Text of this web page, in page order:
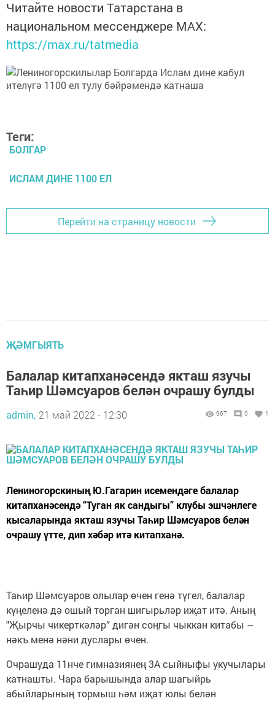
Читайте новости Татарстана в
национальном мессенджере MАХ:
https://max.ru/tatmedia
Теги:
БОЛГАР
ИСЛАМ ДИНЕ 1100 ЕЛ
Перейти на страницу новости
ҖӘМГЫЯТЬ
Балалар китапханәсендә якташ язучы
Таһир Шәмсуаров белән очрашу булды
admin, 21 май 2022 - 12:30 967 0 1
Лениногорскиның Ю.Гагарин исемендәге балалар
китапханәсендә “Туган як сандыгы” клубы эшчәнлеге
кысаларында якташ язучы Таһир Шәмсуаров белән
очрашу үтте, дип хәбәр итә китапханә.
Таһир Шәмсуаров олылар өчен генә түгел, балалар
күңеленә дә ошый торган шигырьләр иҗат итә. Аның
"Җырчы чикерткәләр” дигән соңгы чыккан китабы –
нәкъ менә нәни дуслары өчен.
Очрашуда 11нче гимназиянең 3А сыйныфы укучылары
катнашты. Чара барышында алар шагыйрь
абыйларының тормыш һәм иҗат юлы белән